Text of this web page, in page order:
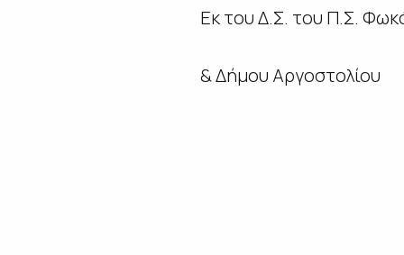
Εκ του Δ.Σ. του Π.Σ.
& Δήμου Αργοστολίου